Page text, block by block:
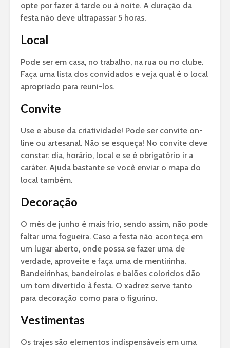
opte por fazer à tarde ou à noite. A duração da
festa não deve ultrapassar 5 horas.
Local
Pode ser em casa, no trabalho, na rua ou no clube.
Faça uma lista dos convidados e veja qual é o local
apropriado para reuni-los.
Convite
Use e abuse da criatividade! Pode ser convite on-
line ou artesanal. Não se esqueça! No convite deve
constar: dia, horário, local e se é obrigatório ir a
caráter. Ajuda bastante se você enviar o mapa do
local também.
Decoração
O mês de junho é mais frio, sendo assim, não pode
faltar uma fogueira. Caso a festa não aconteça em
um lugar aberto, onde possa se fazer uma de
verdade, aproveite e faça uma de mentirinha.
Bandeirinhas, bandeirolas e balões coloridos dão
um tom divertido à festa. O xadrez serve tanto
para decoração como para o figurino.
Vestimentas
Os trajes são elementos indispensáveis em uma